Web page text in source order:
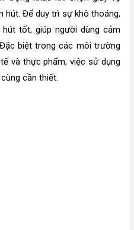
hút. Để duy trì sự khô thoáng,
tốt, giúp người dùng cảm
biệt trong các môi trường
và thực phẩm, việc sử dụng
cần thiết.